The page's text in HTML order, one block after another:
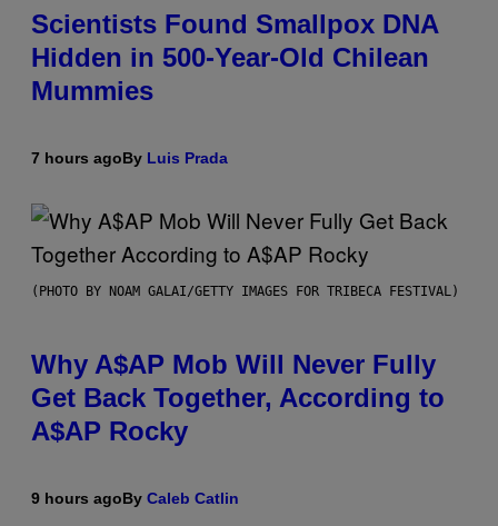
Scientists Found Smallpox DNA
Hidden in 500-Year-Old Chilean
Mummies
7 hours agoBy Luis Prada
(PHOTO BY NOAM GALAI/GETTY IMAGES FOR TRIBECA FESTIVAL)
Why A$AP Mob Will Never Fully
Get Back Together, According to
A$AP Rocky
9 hours agoBy Caleb Catlin